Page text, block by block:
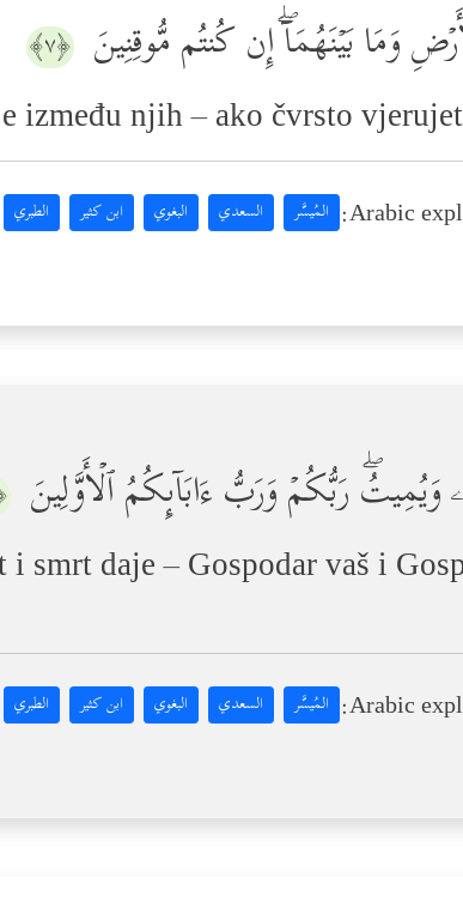
وَمَا بَیۡنَهُمَاۤۖ إِن كُنتُم مُّوقِنِینَ ﴿٧﴾
između njih – ako čvrsto
Arabic المُيسَّر السعدي البغوي ابن كثير الطبري
وَیُمِیتُۖ رَبُّكُمۡ وَرَبُّ ءَابَاۤىِٕكُمُ ٱلۡأَوَّلِینَ
smrt daje – Gospodar vaš i
Arabic المُيسَّر السعدي البغوي ابن كثير الطبري